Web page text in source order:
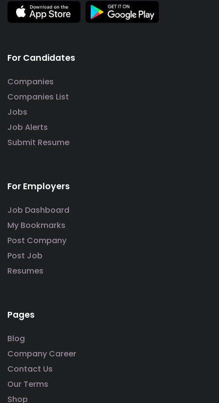
For Candidates
Companies
Companies List
Jobs
Job Alerts
Submit Resume
For Employers
Job Dashboard
My Bookmarks
Post Company
Post Job
Resumes
Pages
Blog
Company Career
Contact Us
Our Terms
Shop